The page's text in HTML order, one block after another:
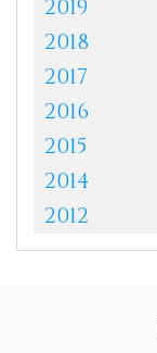
2019
2018
2017
2016
2015
2014
2012